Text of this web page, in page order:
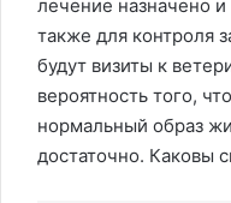
лечение назначено и
также для контроля
будут визиты к
вероятность того,
нормальный образ
достаточно. Каковы